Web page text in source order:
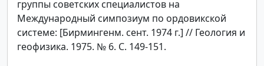
группы советских специалистов на
Международный симпозиум по ордовикской
системе: [Бирмингенм. сент. 1974 г.] // Геология и
геофизика. 1975. № 6. С. 149-151.